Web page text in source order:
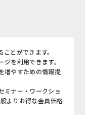
とができます。
を利用できます。
増やすための情報提
ミナー・ワークショ
よりお得な会員価格